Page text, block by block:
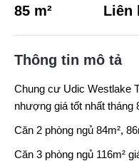
85 m² Liên
Thông tin mô tả
Chung cư Udic Westlake
nhượng giá tốt nhất tháng
Căn 2 phòng ngủ 84m²,
Căn 3 phòng ngủ 116m²